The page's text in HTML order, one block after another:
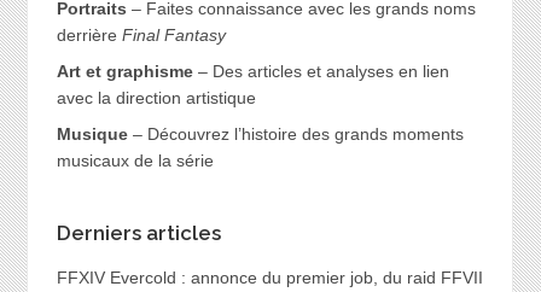
Portraits – Faites connaissance avec les grands noms
derrière Final Fantasy
Art et graphisme– Des articles et analyses en lien
avec la direction artistique
Musique– Découvrez l’histoire des grands moments
musicaux de la série
Derniers articles
FFXIV Evercold : annonce du premier job, du raid FFVII